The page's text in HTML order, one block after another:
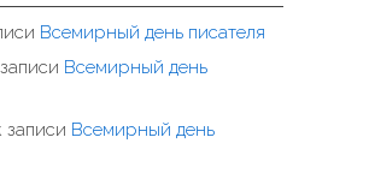
Всемирный день писателя
Всемирный день
записи Всемирный день